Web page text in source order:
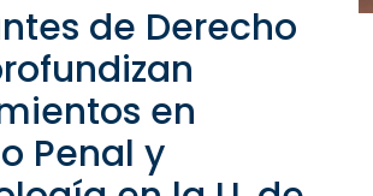
de Derecho
en
Penal y